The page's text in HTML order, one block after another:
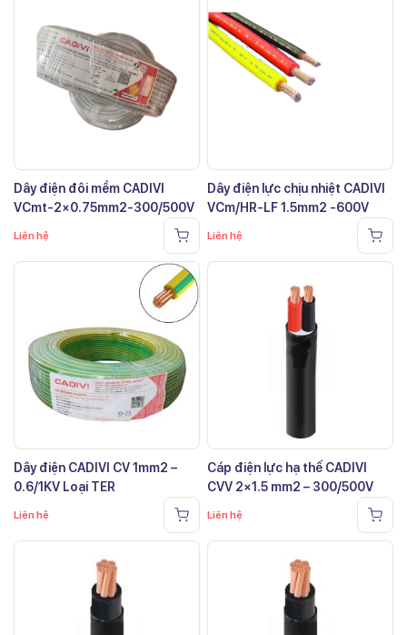
Dây điện đôi mềm CADIVI
VCmt-2×0.75mm2-300/500V
Liên hệ
Dây điện lực chịu nhiệt CADIVI
VCm/HR-LF 1.5mm2 -600V
Liên hệ
Dây điện CADIVI CV 1mm2 –
0.6/1KV Loại TER
Liên hệ
Cáp điện lực hạ thế CADIVI
CVV 2×1.5 mm2 – 300/500V
Liên hệ